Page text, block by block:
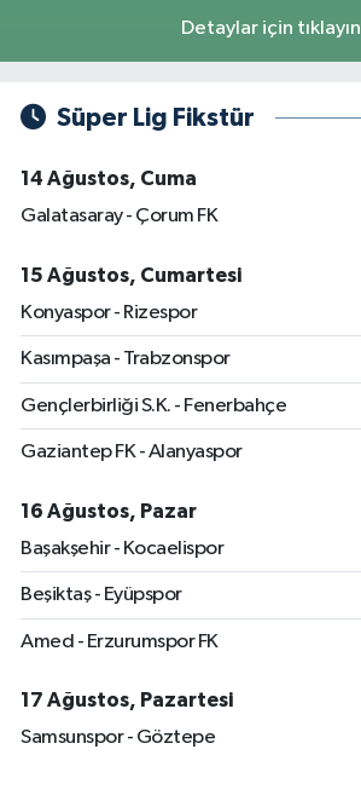
Detaylar için tıklayın
Süper Lig Fikstür
14 Ağustos, Cuma
Galatasaray - Çorum FK
15 Ağustos, Cumartesi
Konyaspor - Rizespor
Kasımpaşa - Trabzonspor
Gençlerbirliği S.K. - Fenerbahçe
Gaziantep FK - Alanyaspor
16 Ağustos, Pazar
Başakşehir - Kocaelispor
Beşiktaş - Eyüpspor
Amed - Erzurumspor FK
17 Ağustos, Pazartesi
Samsunspor - Göztepe